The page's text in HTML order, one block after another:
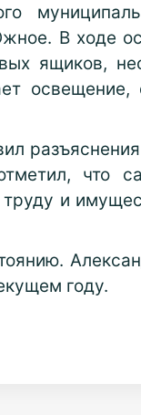
В ходе
ящиков,
освещение,
что
и
году.